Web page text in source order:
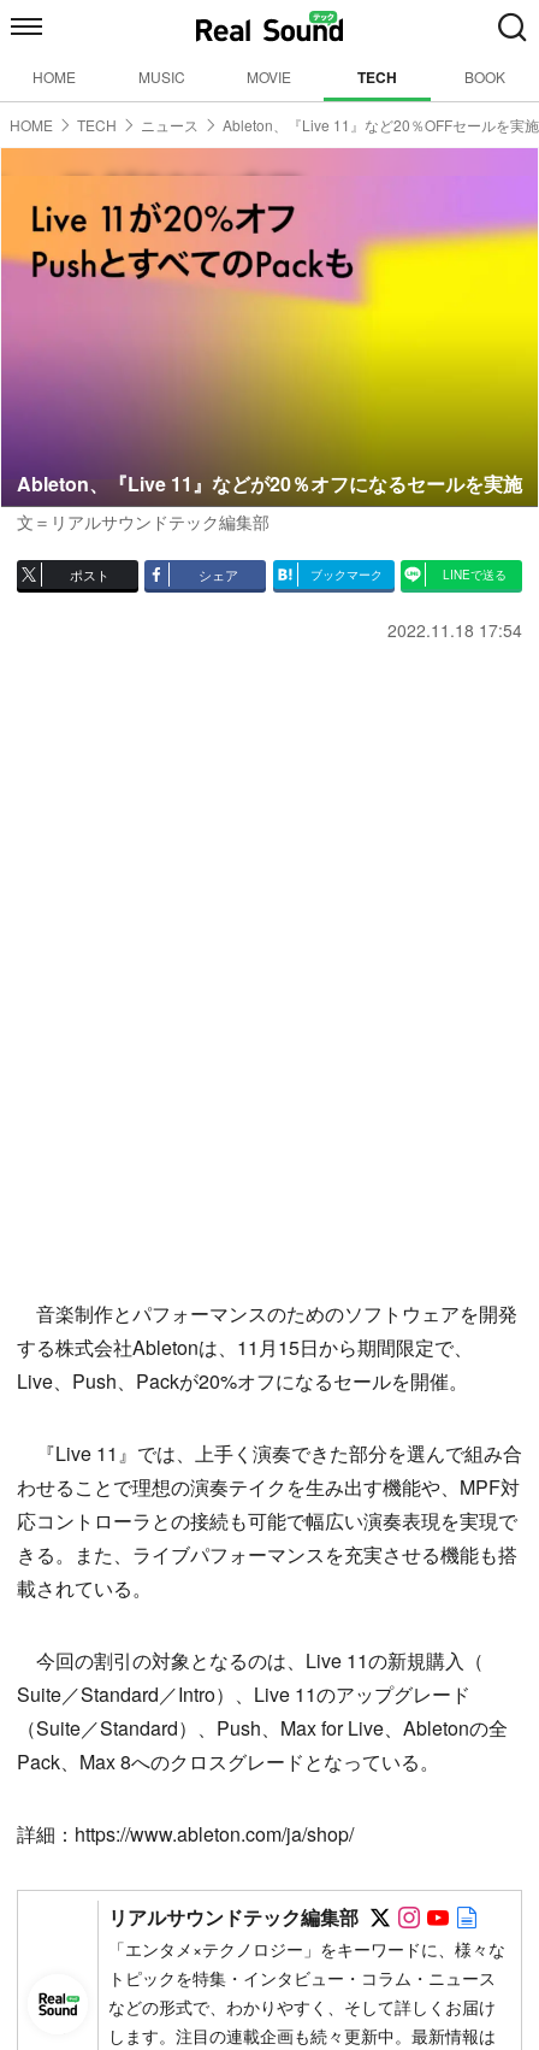
HOME MUSIC MOVIE TECH BOOK
HOME TECH ニュース Ableton、『Live 11』など20％OFFセールを実施
Ableton、『Live 11』などが20％オフになるセールを実施
文＝リアルサウンドテック編集部
ポスト シェア ブックマーク LINEで送る
2022.11.18 17:54
音楽制作とパフォーマンスのためのソフトウェアを開発
する株式会社Abletonは、11月15日から期間限定で、
Live、Push、Packが20%オフになるセールを開催。
『Live 11』では、上手く演奏できた部分を選んで組み合
わせることで理想の演奏テイクを生み出す機能や、MPF対
応コントローラとの接続も可能で幅広い演奏表現を実現で
きる。また、ライブパフォーマンスを充実させる機能も搭
載されている。
今回の割引の対象となるのは、Live 11の新規購入（
Suite／Standard／Intro）、Live 11のアップグレード
（Suite／Standard）、Push、Max for Live、Abletonの全
Pack、Max 8へのクロスグレードとなっている。
詳細：https://www.ableton.com/ja/shop/
リアルサウンドテック編集部 Follow on
Follow on
Follow
「エンタメ×テクノロジー」をキーワードに、様々な
トピックを特集・インタビュー・コラム・ニュース
などの形式で、わかりやすく、そして詳しくお届け
します。注目の連載企画も続々更新中。最新情報は